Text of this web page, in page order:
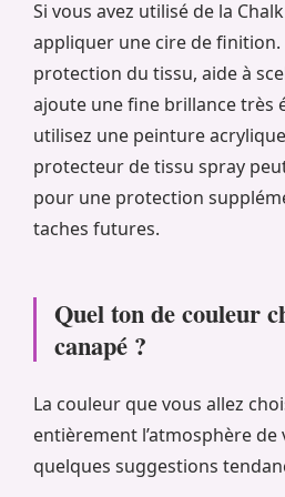
Si vous avez utilisé de la
appliquer une cire de finition.
protection du tissu, aide à
ajoute une fine brillance très
utilisez une peinture
protecteur de tissu spray
pour une protection
taches futures.
Quel ton de couleur
canapé ?
La couleur que vous allez
entièrement l’atmosphère de
quelques suggestions